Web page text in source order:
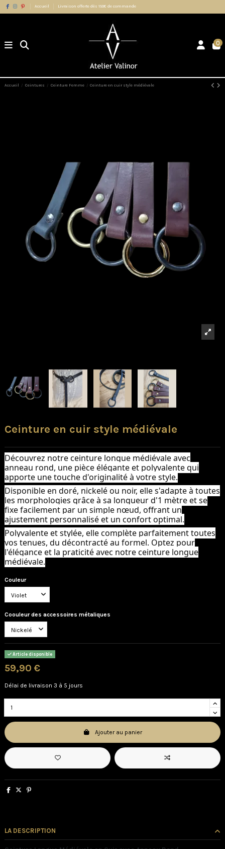
Accueil Livraison offerte dès 150€ de commande
0
Accueil Ceintures Ceinture Femme Ceinture en cuir style médiévale
Ceinture en cuir style médiévale
Découvrez notre ceinture longue médiévale avec
anneau rond, une pièce élégante et polyvalente qui
apporte une touche d'originalité à votre style.
Disponible en doré, nickelé ou noir, elle s'adapte à toutes
les morphologies grâce à sa longueur d'1 mètre et se
fixe facilement par un simple nœud, offrant un
ajustement personnalisé et un confort optimal.
Polyvalente et stylée, elle complète parfaitement toutes
vos tenues, du décontracté au formel. Optez pour
l'élégance et la praticité avec notre ceinture longue
médiévale.
Couleur
Coouleur des accessoires métaliques
Article disponible
59,90 €
Délai de livraison 3 à 5 jours
Ajouter au panier
LA DESCRIPTION